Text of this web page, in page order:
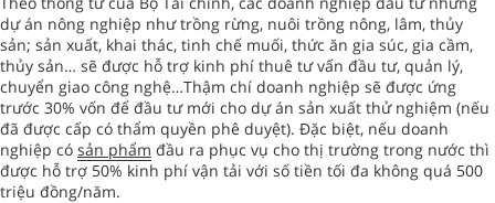
dự án nông nghiệp như trồng rừng, nuôi trồng nông, lâm, thủy
sản; sản xuất, khai thác, tinh chế muối, thức ăn gia súc, gia cầm,
thủy sản… sẽ được hỗ trợ kinh phí thuê tư vấn đầu tư, quản lý,
chuyển giao công nghệ…Thậm chí doanh nghiệp sẽ được ứng
trước 30% vốn để đầu tư mới cho dự án sản xuất thử nghiệm (nếu
đã được cấp có thẩm quyền phê duyệt). Đặc biệt, nếu doanh
nghiệp có sản phẩm đầu ra phục vụ cho thị trường trong nước thì
được hỗ trợ 50% kinh phí vận tải với số tiền tối đa không quá 500
triệu đồng/năm.